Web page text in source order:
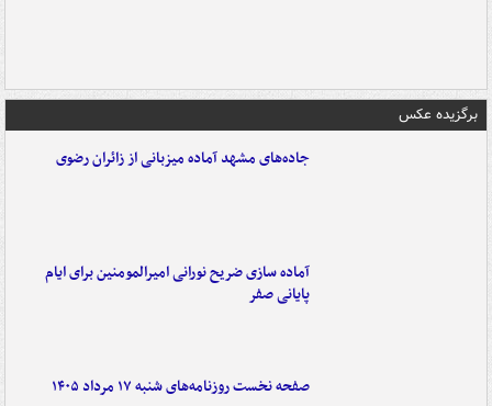
برگزیده عکس
جاده‌های مشهد آماده میزبانی از زائران رضوی
آماده سازی ضریح نورانی امیرالمومنین برای ایام
پایانی صفر
صفحه نخست روزنامه‌های شنبه ۱۷ مرداد ۱۴۰۵